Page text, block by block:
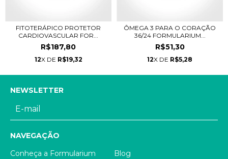
FITOTERÁPICO PROTETOR
CARDIOVASCULAR FOR...
R$187,80
12X DE R$19,32
ÔMEGA 3 PARA O CORAÇÃO
36/24 FORMULARIUM...
R$51,30
12X DE R$5,28
NEWSLETTER
NAVEGAÇÃO
Conheça a Formularium
Blog